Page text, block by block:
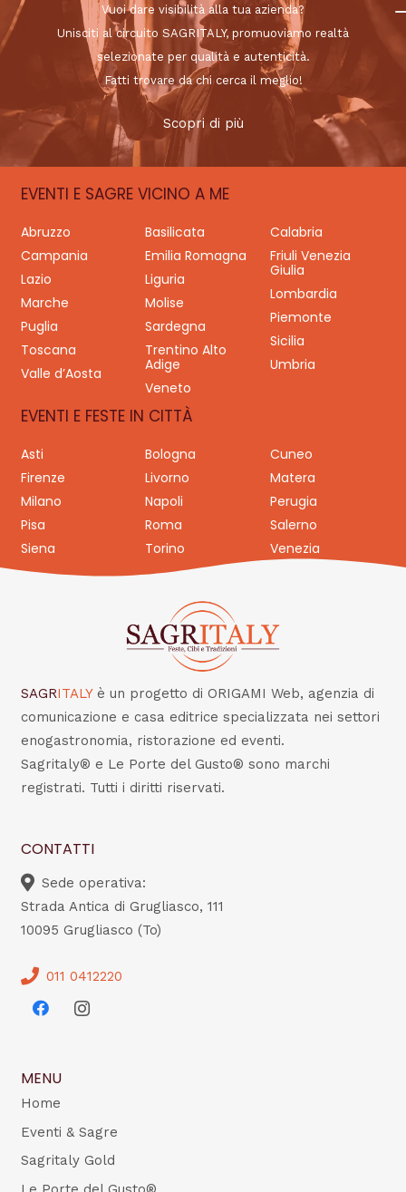
Vuoi dare visibilità alla tua azienda?
Unisciti al circuito SAGRITALY, promuoviamo realtà
selezionate per qualità e autenticità.
Fatti trovare da chi cerca il meglio!
Scopri di più
EVENTI E SAGRE VICINO A ME
Abruzzo Basilicata
Calabria
Campania
Emilia Romagna
Friuli Venezia
Giulia
Lazio
Liguria
Lombardia
Marche
Molise
Piemonte
Puglia
Sardegna
Sicilia
Toscana
Trentino Alto
Adige
Umbria
Valle d’Aosta
Veneto
EVENTI E FESTE IN CITTÀ
Asti Bologna
Cuneo
Firenze
Livorno
Matera
Milano
Napoli
Perugia
Pisa
Roma
Salerno
Siena
Torino Venezia
SAGRITALY è un progetto di ORIGAMI Web, agenzia di
comunicazione e casa editrice specializzata nei settori
enogastronomia, ristorazione ed eventi.
Sagritaly® e Le Porte del Gusto® sono marchi
registrati. Tutti i diritti riservati.
CONTATTI
Sede operativa:
Strada Antica di Grugliasco, 111
10095 Grugliasco (To)
011 0412220
MENU
Home
Eventi & Sagre
Sagritaly Gold